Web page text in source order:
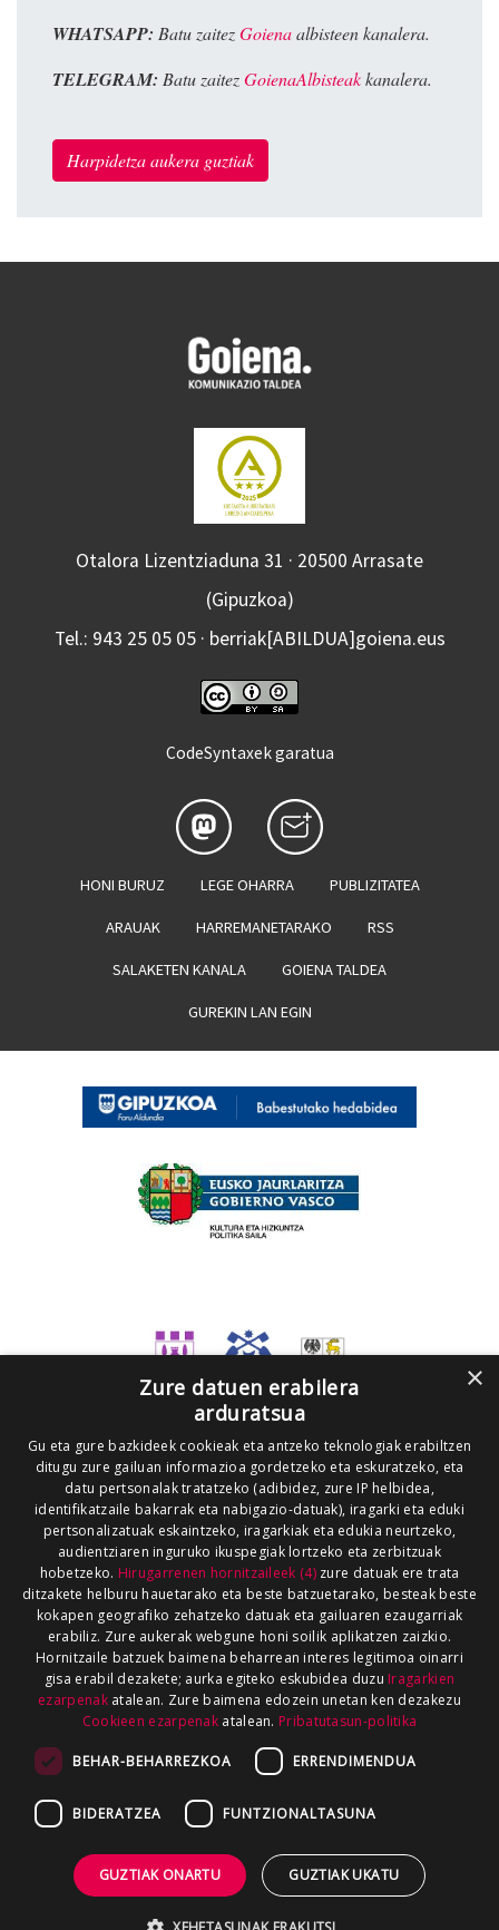
WHATSAPP: Batu zaitezGoienaalbisteen kanalera.
TELEGRAM: Batu zaitezGoienaAlbisteakkanalera.
Harpidetza aukera guztiak
Otalora Lizentziaduna 31 · 20500 Arrasate
(Gipuzkoa)
Tel.: 943 25 05 05 · berriak[ABILDUA]goiena.eus
CodeSyntaxek garatua
HONI BURUZ LEGE OHARRA PUBLIZITATEA
ARAUAK HARREMANETARAKO RSS
SALAKETEN KANALA GOIENA TALDEA
GUREKIN LAN EGIN
×
Zure datuen erabilera
arduratsua
Gu eta gure bazkideek cookieak eta antzeko teknologiak erabiltzen
ditugu zure gailuan informazioa gordetzeko eta eskuratzeko, eta
datu pertsonalak tratatzeko (adibidez, zure IP helbidea,
identifikatzaile bakarrak eta nabigazio-datuak), iragarki eta eduki
pertsonalizatuak eskaintzeko, iragarkiak eta edukia neurtzeko,
audientziaren inguruko ikuspegiak lortzeko eta zerbitzuak
hobetzeko. Hirugarrenen hornitzaileek (4)zure datuak ere trata
ditzakete helburu hauetarako eta beste batzuetarako, besteak beste
kokapen geografiko zehatzeko datuak eta gailuaren ezaugarriak
erabiliz. Zure aukerak webgune honi soilik aplikatzen zaizkio.
Hornitzaile batzuek baimena beharrean interes legitimoa oinarri
gisa erabil dezakete; aurka egiteko eskubidea duzu Iragarkien
ezarpenakatalean. Zure baimena edozein unetan ken dezakezu
Cookieen ezarpenak atalean. Pribatutasun-politika
BEHAR-BEHARREZKOA ERRENDIMENDUA
BIDERATZEA FUNTZIONALTASUNA
GUZTIAK ONARTU GUZTIAK UKATU